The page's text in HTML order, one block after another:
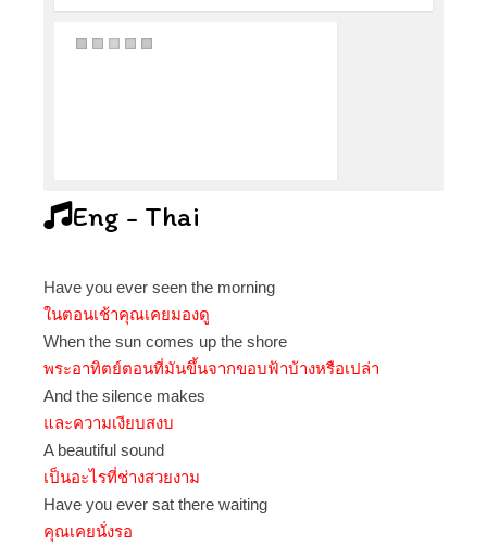
Eng - Thai
Have you ever seen the morning
ในตอนเช้าคุณเคยมองดู
When the sun comes up the shore
พระอาทิตย์ตอนที่มันขึ้นจากขอบฟ้าบ้างหรือเปล่า
And the silence makes
และความเงียบสงบ
A beautiful sound
เป็นอะไรที่ช่างสวยงาม
Have you ever sat there waiting
คุณเคยนั่งรอ